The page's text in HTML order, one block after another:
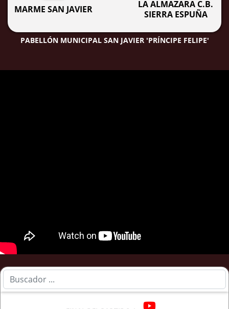
MARME SAN JAVIER
LA ALMAZARA C.B.
SIERRA ESPUÑA
PABELLÓN MUNICIPAL SAN JAVIER 'PRÍNCIPE FELIPE'